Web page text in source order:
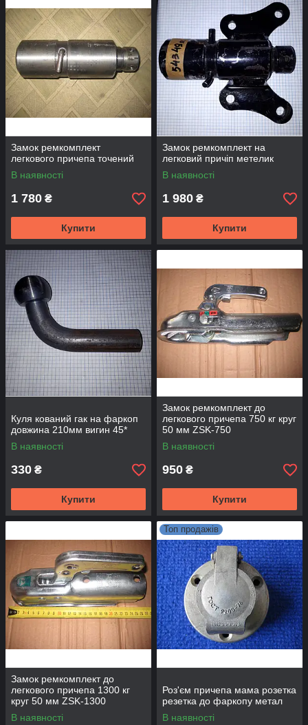
Замок ремкомплект
легкового причепа точений
В наявності
1 780 ₴
Купити
Замок ремкомплект на
легковий причіп метелик
В наявності
1 980 ₴
Купити
Куля кований гак на фаркоп
довжина 210мм вигин 45*
В наявності
330 ₴
Купити
Замок ремкомплект до
легкового причепа 750 кг круг
50 мм ZSK-750
В наявності
950 ₴
Купити
Замок ремкомплект до
легкового причепа 1300 кг
круг 50 мм ZSK-1300
В наявності
Топ продажів
Роз'єм причепа мама розетка
резетка до фаркопу метал
В наявності